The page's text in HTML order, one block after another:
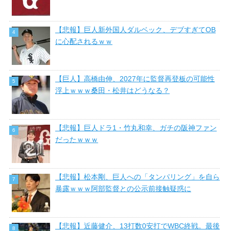
【悲報】巨人新外国人ダルベック、デブすぎてOB
に心配されるｗｗ
【巨人】高橋由伸、2027年に監督再登板の可能性
浮上ｗｗｗ桑田・松井はどうなる？
【悲報】巨人ドラ1・竹丸和幸、ガチの阪神ファン
だったｗｗｗ
【悲報】松本剛、巨人への「タンパリング」を自ら
暴露ｗｗｗ阿部監督との公示前接触疑惑に
【悲報】近藤健介、13打数0安打でWBC終戦。最後